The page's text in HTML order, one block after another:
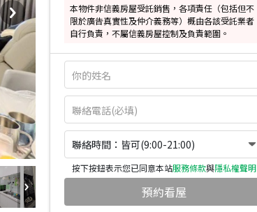
本物件非信義房屋受託銷售，各項責任（包括但不
限於廣告真實性及仲介義務等）概由各該受託業者
自行負責，不屬信義房屋控制及負責範圍。
聯絡時間：皆可(9:00-21:00)
按下按鈕表示您已同意本站服務條款與隱私權聲明
預約看屋